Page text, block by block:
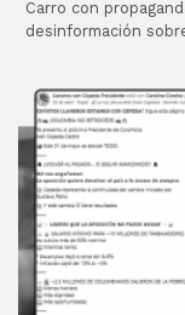
Carro con
desinformación